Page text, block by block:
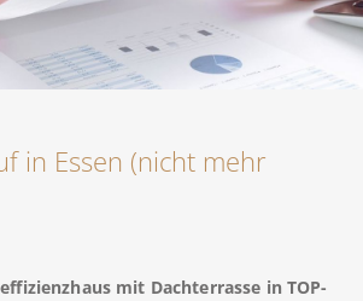
in Essen (nicht mehr
mit Dachterrasse in TOP-